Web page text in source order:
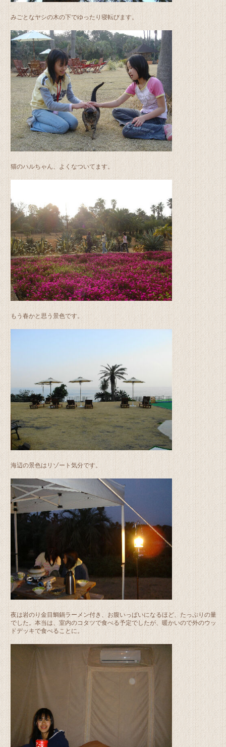
みごとなヤシの木の下でゆったり寝転びます。
猫のハルちゃん、よくなついてます。
もう春かと思う景色です。
海辺の景色はリゾート気分です。
夜は岩のり金目鯛鍋ラーメン付き、お腹いっぱいになるほど、たっぷりの量
でした。本当は、室内のコタツで食べる予定でしたが、暖かいので外のウッ
ドデッキで食べることに。